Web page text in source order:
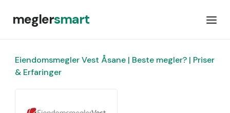
meglersmart
Eiendomsmegler Vest Åsane | Beste megler? | Priser
& Erfaringer